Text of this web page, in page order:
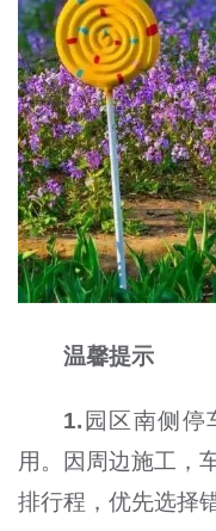
温馨提示
1. 园区南侧停
用。因周边施工，
排行程，优先选择